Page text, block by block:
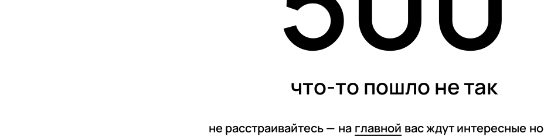
что-то пошло не так
не расстраивайтесь — на главной вас ждут интересные